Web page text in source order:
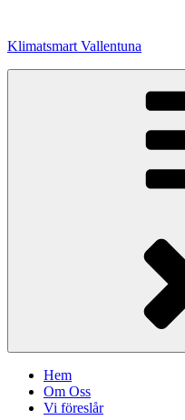
innehåll
Klimatsmart Vallentuna
Hem
Om Oss
Vi föreslår